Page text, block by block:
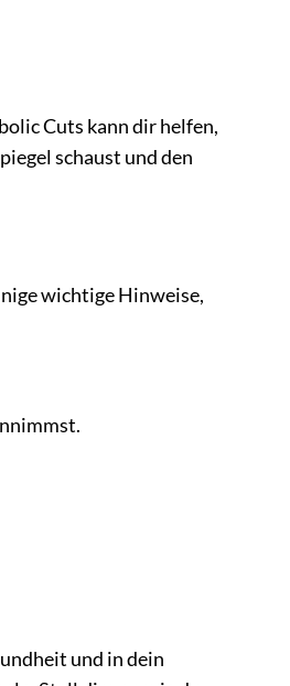
Cuts kann dir helfen,
schaust und den
wichtige Hinweise,
und in dein